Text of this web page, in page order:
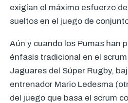
exigían el máximo esfuerzo
sueltos en el juego de
Aún y cuando los Pumas han
énfasis tradicional en el
Jaguares del Súper Rugby,
entrenador Mario Ledesma
del juego que basa el scrum